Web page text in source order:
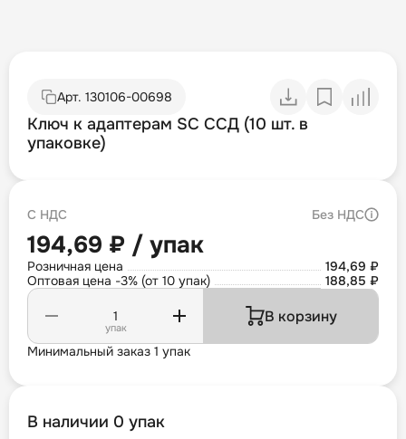
Арт. 130106-00698
Ключ к адаптерам SC ССД (10 шт. в
упаковке)
С НДС Без НДС
194,69 ₽ / упак
Розничная цена
194,69 ₽
Оптовая цена -3% (от 10 упак)
188,85 ₽
упак
В корзину
Минимальный заказ 1 упак
В наличии 0 упак